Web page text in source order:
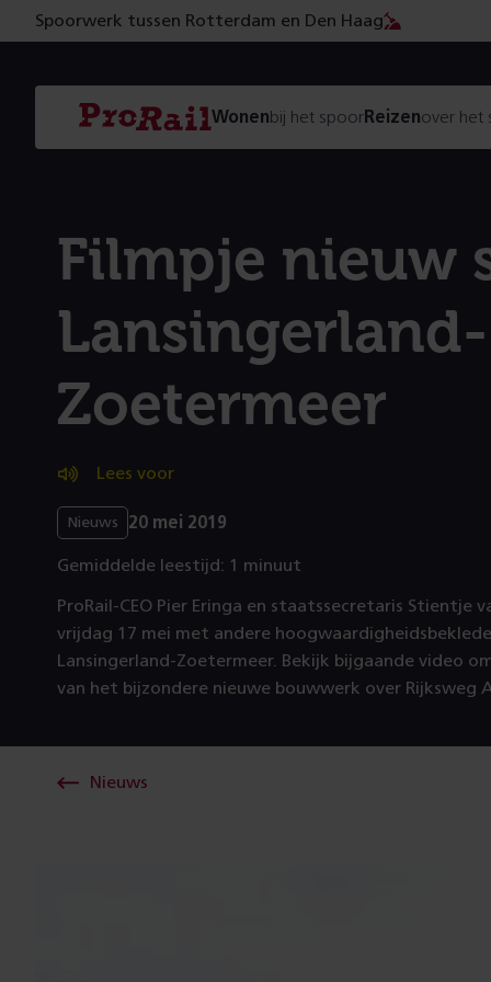
Spoorwerk tussen Rotterdam en Den Haag
Navigatie
Homepage
ProRail
Wonenbij het spoorReizenover het
Filmpje nieuw
Lansingerland-
Zoetermeer
Lees voor
Nieuws 20 mei 2019
Gemiddelde leestijd: 1 minuut
ProRail-CEO Pier Eringa en staatssecretaris Stientje
vrijdag 17 mei met andere
Lansingerland-Zoetermeer. Bekijk bijgaande video
van het bijzondere nieuwe bouwwerk over Rijksweg
Nieuws